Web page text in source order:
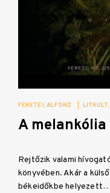
FEKETE I. ALFONZ LITKULT
A
Rejtőzik valami
könyvében. Akár a
békeidőkbe helyezett…